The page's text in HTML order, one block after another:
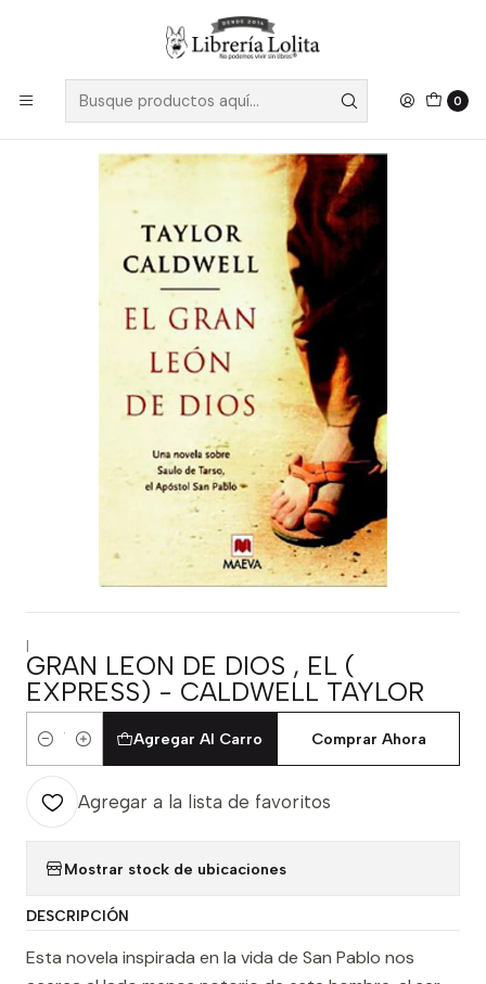
0
Despacho a todo Chile
|
GRAN LEON DE DIOS , EL (
EXPRESS) - CALDWELL TAYLOR
Cantidad
Agregar Al Carro Comprar Ahora
Agregar a la lista de favoritos
Mostrar stock de ubicaciones
DESCRIPCIÓN
Esta novela inspirada en la vida de San Pablo nos